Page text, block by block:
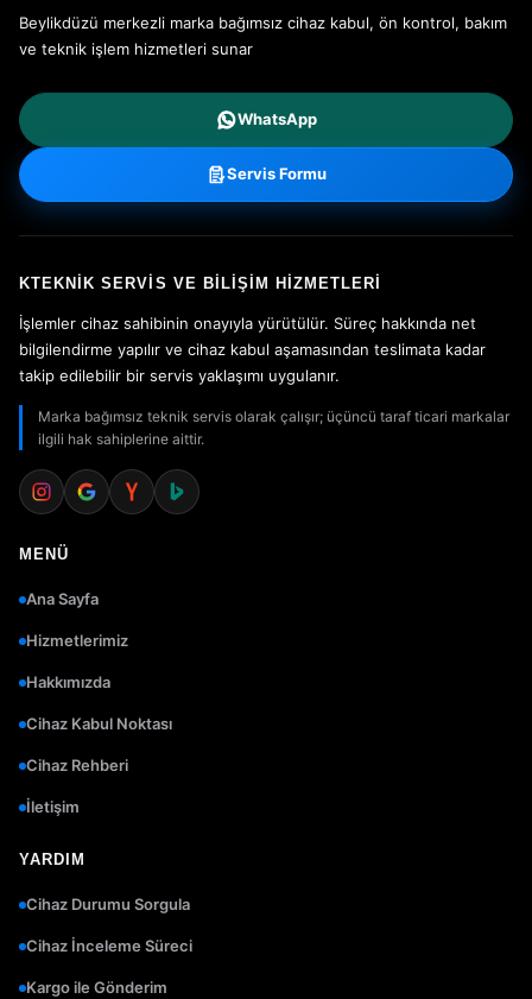
Beylikdüzü merkezli marka bağımsız cihaz kabul, ön kontrol, bakım
ve teknik işlem hizmetleri sunar
WhatsApp
Servis Formu
KTEKNIK SERVIS VE BILIŞIM HIZMETLERI
İşlemler cihaz sahibinin onayıyla yürütülür. Süreç hakkında net
bilgilendirme yapılır ve cihaz kabul aşamasından teslimata kadar
takip edilebilir bir servis yaklaşımı uygulanır.
Marka bağımsız teknik servis olarak çalışır; üçüncü taraf ticari markalar
ilgili hak sahiplerine aittir.
MENÜ
Ana Sayfa
Hizmetlerimiz
Hakkımızda
Cihaz Kabul Noktası
Cihaz Rehberi
İletişim
YARDIM
Cihaz Durumu Sorgula
Cihaz İnceleme Süreci
Kargo ile Gönderim